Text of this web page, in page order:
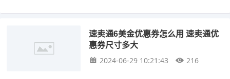
速卖通6美金优惠券怎么用 速卖通优
惠券尺寸多大
2024-06-29 10:21:43 216